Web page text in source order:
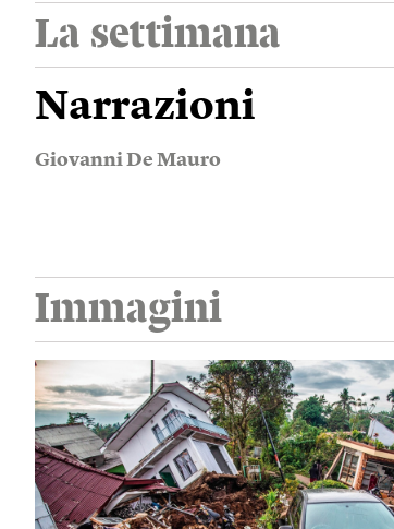
La settimana
Narrazioni
Giovanni De Mauro
Immagini